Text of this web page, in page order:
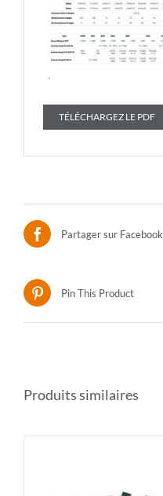
TÉLÉCHARGEZ LE PDF
Partager sur Facebook
Pin This Product
Produits similaires